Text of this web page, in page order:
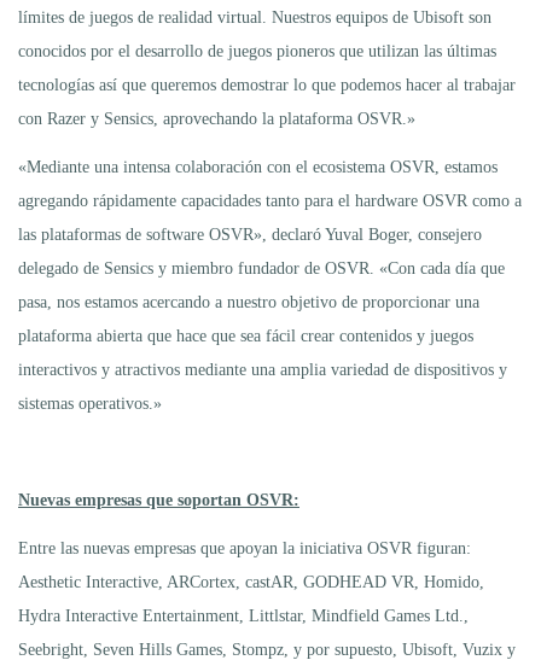
límites de juegos de realidad virtual. Nuestros equipos de Ubisoft son
conocidos por el desarrollo de juegos pioneros que utilizan las últimas
tecnologías así que queremos demostrar lo que podemos hacer al trabajar
con Razer y Sensics, aprovechando la plataforma OSVR.»
«Mediante una intensa colaboración con el ecosistema OSVR, estamos
agregando rápidamente capacidades tanto para el hardware OSVR como a
las plataformas de software OSVR», declaró Yuval Boger, consejero
delegado de Sensics y miembro fundador de OSVR. «Con cada día que
pasa, nos estamos acercando a nuestro objetivo de proporcionar una
plataforma abierta que hace que sea fácil crear contenidos y juegos
interactivos y atractivos mediante una amplia variedad de dispositivos y
sistemas operativos.»
Nuevas empresas que soportan OSVR:
Entre las nuevas empresas que apoyan la iniciativa OSVR figuran:
Aesthetic Interactive, ARCortex, castAR, GODHEAD VR, Homido,
Hydra Interactive Entertainment, Littlstar, Mindfield Games Ltd.,
Seebright, Seven Hills Games, Stompz, y por supuesto, Ubisoft, Vuzix y